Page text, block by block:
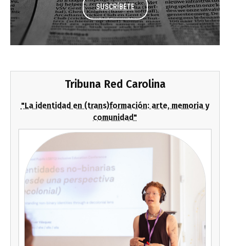
SUSCRÍBETE
Tribuna Red Carolina
"La identidad en (trans)formación: arte, memoria y
comunidad"